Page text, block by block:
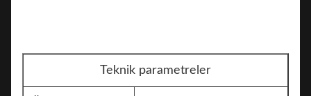
Teknik parametreler